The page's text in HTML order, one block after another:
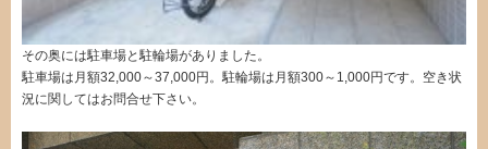
その奥には駐車場と駐輪場がありました。
駐車場は月額32,000～37,000円。駐輪場は月額300～1,000円です。空き状
況に関してはお問合せ下さい。